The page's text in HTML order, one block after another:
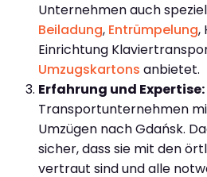
Unternehmen auch
Beiladung, Entrümpelung,
Einrichtung
Umzugskartons anbietet.
Erfahrung und Expertise:
Transportunternehmen
Umzügen nach Gdańsk.
sicher, dass sie mit den
vertraut sind und alle